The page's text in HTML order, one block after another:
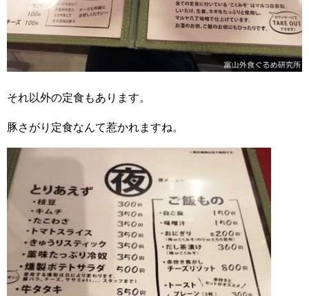
それ以外の定食もあります。
豚さがり定食なんて惹かれますね。